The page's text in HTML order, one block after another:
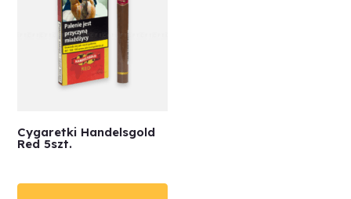
Cygaretki Handelsgold
Red 5szt.